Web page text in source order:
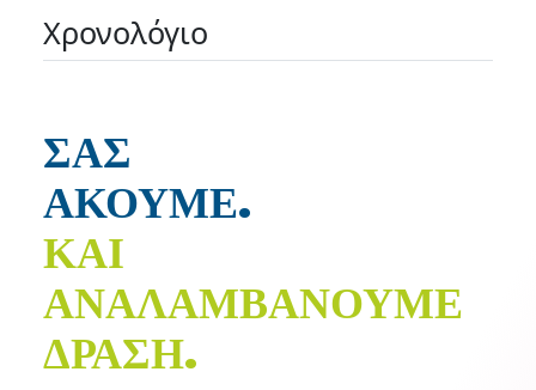
Χρονολόγιο
ΣΑΣ
ΑΚΟΥΜΕ.
ΚΑΙ
ΑΝΑΛΑΜΒΑΝΟΥΜΕ
ΔΡΑΣΗ.